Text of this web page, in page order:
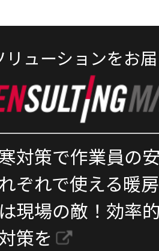
リューションをお
対策で作業員の
ぞれで使える暖
現場の敵！効率
策を